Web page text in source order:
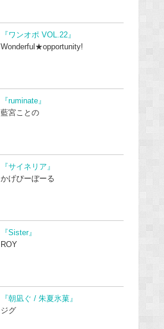
『ワンオポ VOL.22』
Wonderful★opportunity!
『ruminate』
藍宮ことの
『サイネリア』
かげぴーぼーる
『Sister』
ROY
『朝凪ぐ / 朱夏氷菓』
ジグ